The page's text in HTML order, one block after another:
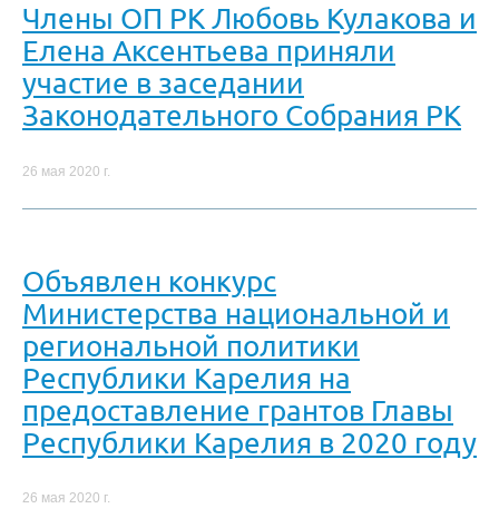
Члены ОП РК Любовь Кулакова и
Елена Аксентьева приняли
участие в заседании
Законодательного Собрания РК
26 мая 2020 г.
Объявлен конкурс
Министерства национальной и
региональной политики
Республики Карелия на
предоставление грантов Главы
Республики Карелия в 2020 году
26 мая 2020 г.